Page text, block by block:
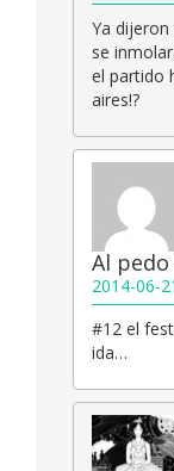
Ya
se
el partido
aires!?
Al
2014-06-
#12 el
ida…